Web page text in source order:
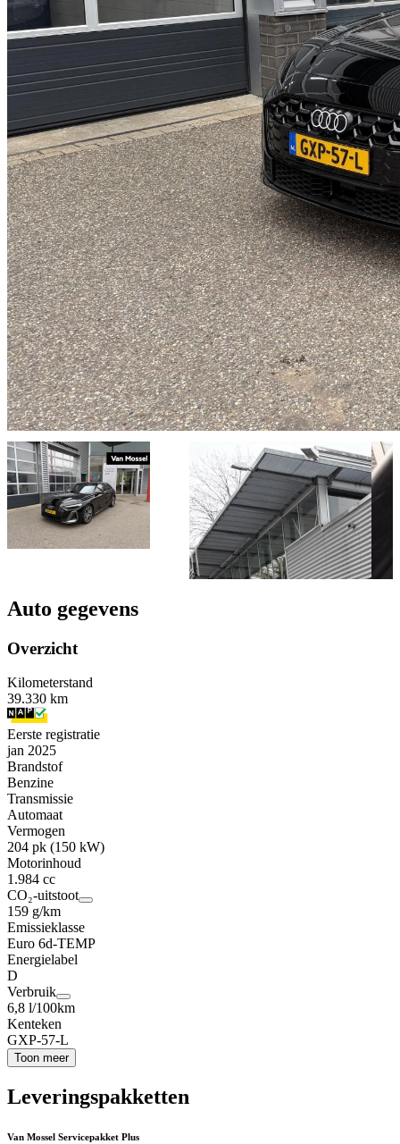
Auto gegevens
Overzicht
Kilometerstand
39.330 km
Eerste registratie
jan 2025
Brandstof
Benzine
Transmissie
Automaat
Vermogen
204 pk (150 kW)
Motorinhoud
1.984 cc
CO₂-uitstoot
159 g/km
Emissieklasse
Euro 6d-TEMP
Energielabel
D
Verbruik
6,8 l/100km
Kenteken
GXP-57-L
Toon meer
Leveringspakketten
Van Mossel Servicepakket Plus